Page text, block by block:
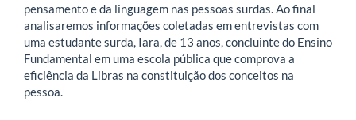
pensamento e da linguagem nas pessoas surdas. Ao final
analisaremos informações coletadas em entrevistas com
uma estudante surda, Iara, de 13 anos, concluinte do Ensino
Fundamental em uma escola pública que comprova a
eficiência da Libras na constituição dos conceitos na
pessoa.